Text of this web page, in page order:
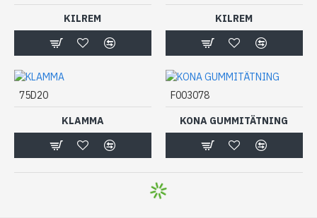
KILREM
KILREM
75D20
KLAMMA
F003078
KONA GUMMITÄTNING